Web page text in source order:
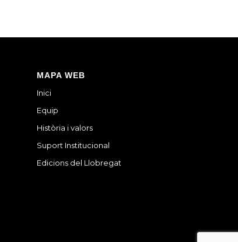
MAPA WEB
Inici
Equip
Història i valors
Suport Institucional
Edicions del Llobregat